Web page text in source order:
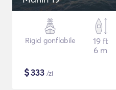
Rigid gonflabile
19 ft
6 m
$333 /zi